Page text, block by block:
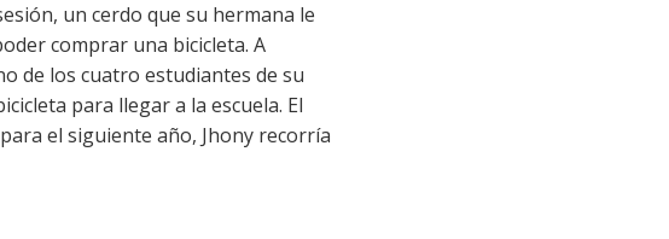
un cerdo que su hermana le
comprar una bicicleta. A
de los cuatro estudiantes de su
para llegar a la escuela. El
el siguiente año, Jhony recorría